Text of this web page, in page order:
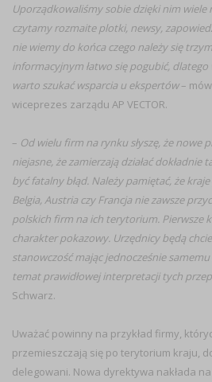
Uporządkowaliśmy sobie dzięki nim wiele
czytamy rozmaite plotki, newsy,
nie wiemy do końca czego należy się
informacyjnym łatwo się pogubić,
warto szukać wsparcia u ekspertów–
wiceprezes zarządu AP VECTOR.
– Od wielu firm na rynku słyszę, że nowe
niejasne, że zamierzają działać dokładnie
być fatalny błąd. Należy pamiętać, że
Belgia, Austria czy Francja nie zawsze
polskich firm na ich terytorium. Pierwsze
charakter pokazowy. Urzędnicy będą
stanowczość mając jednocześnie
temat prawidłowej interpretacji tych
Schwarz.
Uważać powinny na przykład firmy,
przemieszczają się po terytorium kraju,
delegowani. Nowa dyrektywa nakłada